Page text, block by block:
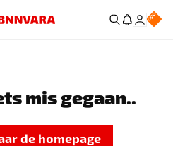
mis gegaan..
de homepage